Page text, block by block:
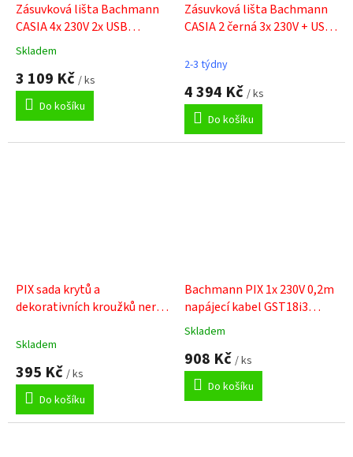
Zásuvková lišta Bachmann
CASIA 4x 230V 2x USB
vypínač 923.012
Průměrné
produktu
5,0
5
Skladem
3 109 Kč / ks
Do košíku
Zásuvková lišta Bachmann
CASIA 2 černá 3x 230V + USB
2-3 týdny
4 394 Kč / ks
Do košíku
PIX sada krytů a
dekorativních kroužků nerez
Skladem
395 Kč / ks
Do košíku
Bachmann PIX 1x 230V 0,2m
napájecí kabel GST18i3
926.002
Průměrné
hodnocení
produktu
5,0
5
Skladem
908 Kč / ks
Do košíku